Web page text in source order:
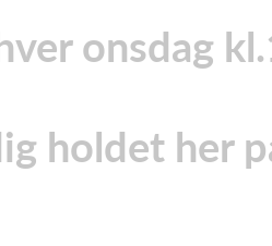
onsdag
holdet her